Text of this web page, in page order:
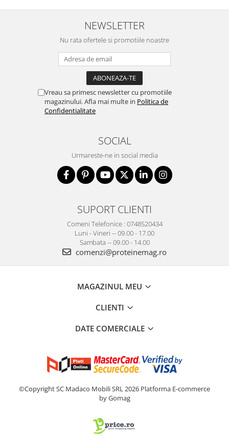
NEWSLETTER
Nu rata ofertele si promotiile noastre
Vreau sa primesc newsletter cu promotiile
magazinului. Afla mai multe in Politica de
Confidentialitate
SOCIAL
Urmareste-ne in social media
SUPORT CLIENTI
Comeni Telefonice : 0748520434
Luni - Vineri -- 09.00 - 17.00
Sambata -- 09.00 - 14.00
comenzi@proteinemag.ro
MAGAZINUL MEU
CLIENTI
DATE COMERCIALE
©Copyright SC Madaco Mobili SRL 2026 Platforma E-commerce
by Gomag